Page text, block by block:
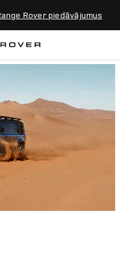
Rover piedāvājumus